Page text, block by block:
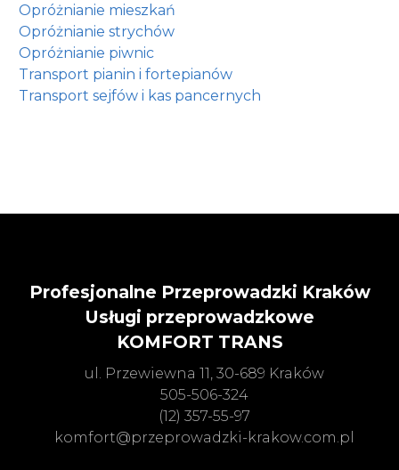
Opróżnianie mieszkań
Opróżnianie strychów
Opróżnianie piwnic
Transport pianin i fortepianów
Transport sejfów i kas pancernych
Profesjonalne Przeprowadzki Kraków
Usługi przeprowadzkowe
KOMFORT TRANS
ul. Przewiewna 11, 30-689 Kraków
505-506-324
(12) 357-55-97
komfort@przeprowadzki-krakow.com.pl